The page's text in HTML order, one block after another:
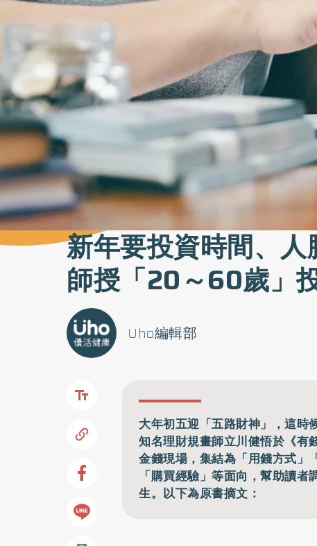
新年要投資時間、
師授「20～60歲」
Uho編輯部
大年初五迎「五路財神」，這時
知名理財規畫師立川健悟於《有
金錢現場，集結為「用錢方式」
「購買經驗」等面向，幫助讀
生。以下為原書摘文：